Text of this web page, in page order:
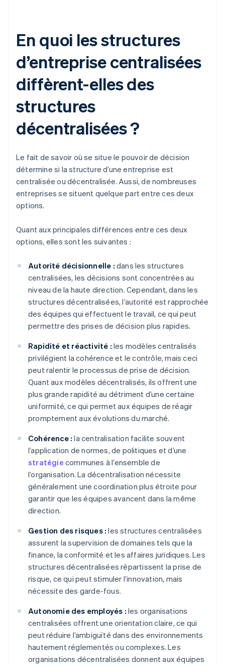
En quoi les structures
d’entreprise centralisées
diffèrent-elles des
structures
décentralisées ?
Le fait de savoir où se situe le pouvoir de décision
détermine si la structure d’une entreprise est
centralisée ou décentralisée. Aussi, de nombreuses
entreprises se situent quelque part entre ces deux
options.
Quant aux principales différences entre ces deux
options, elles sont les suivantes :
Autorité décisionnelle : dans les structures
centralisées, les décisions sont concentrées au
niveau de la haute direction. Cependant, dans les
structures décentralisées, l’autorité est rapprochée
des équipes qui effectuent le travail, ce qui peut
permettre des prises de décision plus rapides.
Rapidité et réactivité : les modèles centralisés
privilégient la cohérence et le contrôle, mais ceci
peut ralentir le processus de prise de décision.
Quant aux modèles décentralisés, ils offrent une
plus grande rapidité au détriment d’une certaine
uniformité, ce qui permet aux équipes de réagir
promptement aux évolutions du marché.
Cohérence : la centralisation facilite souvent
l’application de normes, de politiques et d’une
stratégie communes à l’ensemble de
l’organisation. La décentralisation nécessite
généralement une coordination plus étroite pour
garantir que les équipes avancent dans la même
direction.
Gestion des risques : les structures centralisées
assurent la supervision de domaines tels que la
finance, la conformité et les affaires juridiques. Les
structures décentralisées répartissent la prise de
risque, ce qui peut stimuler l’innovation, mais
nécessite des garde-fous.
Autonomie des employés : les organisations
centralisées offrent une orientation claire, ce qui
peut réduire l’ambiguïté dans des environnements
hautement réglementés ou complexes. Les
organisations décentralisées donnent aux équipes